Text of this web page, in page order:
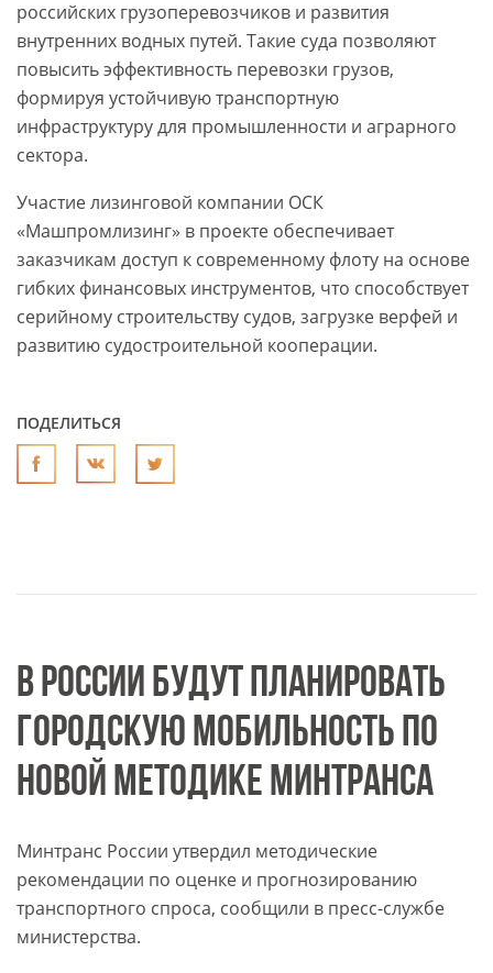
российских грузоперевозчиков и развития
внутренних водных путей. Такие суда позволяют
повысить эффективность перевозки грузов,
формируя устойчивую транспортную
инфраструктуру для промышленности и аграрного
сектора.
Участие лизинговой компании ОСК
«Машпромлизинг» в проекте обеспечивает
заказчикам доступ к современному флоту на основе
гибких финансовых инструментов, что способствует
серийному строительству судов, загрузке верфей и
развитию судостроительной кооперации.
ПОДЕЛИТЬСЯ
В РОССИИ БУДУТ ПЛАНИРОВАТЬ
ГОРОДСКУЮ МОБИЛЬНОСТЬ ПО
НОВОЙ МЕТОДИКЕ МИНТРАНСА
Минтранс России утвердил методические
рекомендации по оценке и прогнозированию
транспортного спроса, сообщили в пресс-службе
министерства.